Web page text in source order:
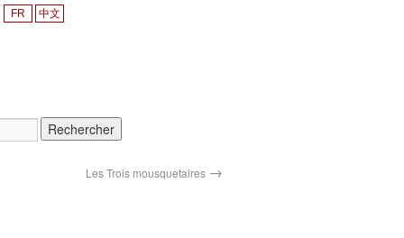
FR 中文
Les Trois mousquetaires →